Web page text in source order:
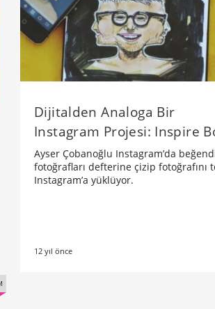
Dijitalden Analoga Bir
Instagram Projesi: Inspire
Ayser Çobanoğlu Instagram’da
fotoğrafları defterine çizip fotoğrafını
Instagram’a yüklüyor.
12 yıl önce